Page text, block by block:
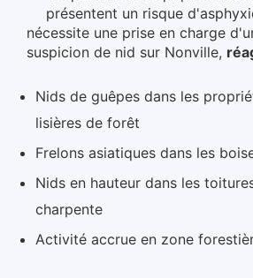
présentent un risque
nécessite une prise en charge
suspicion de nid sur Nonville,
Nids de guêpes dans les
lisières de forêt
Frelons asiatiques dans les
Nids en hauteur dans les
charpente
Activité accrue en zone